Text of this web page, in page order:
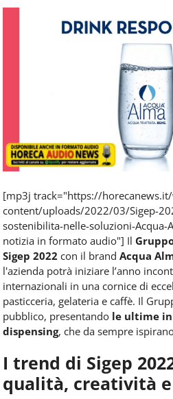
e
[mp3j track="https://
content/uploads/2022/03/Sigep-
sostenibilita-nelle-soluzioni-Acqua-
notizia in formato audio"] Il
Sigep 2022 con il brand Acqua
l'azienda potrà iniziare l’anno
internazionali in una cornice di
pasticceria, gelateria e caffè. Il
pubblico, presentando le ultime
dispensing, che da sempre
I trend di Sigep
qualità, creatività